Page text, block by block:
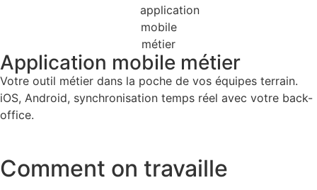
Application mobile métier
Votre outil métier dans la poche de vos équipes terrain.
iOS, Android, synchronisation temps réel avec votre back-
office.
Comment on travaille